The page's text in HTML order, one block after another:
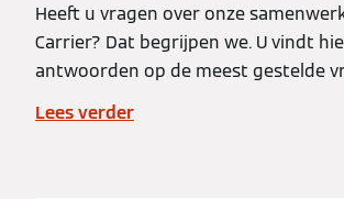
Heeft u vragen over onze
Carrier? Dat begrijpen we. U vindt
antwoorden op de meest gestelde
Lees verder